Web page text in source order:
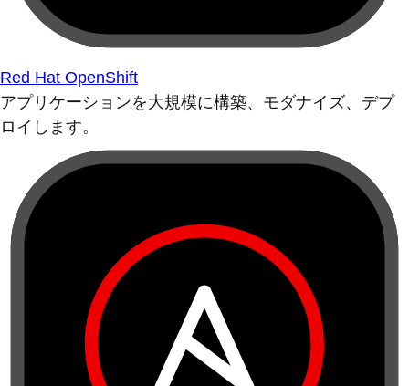
Red Hat OpenShift
アプリケーションを大規模に構築、モダナイズ、デプ
ロイします。